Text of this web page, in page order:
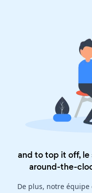
and to top it off,
around-the-
De plus, notre